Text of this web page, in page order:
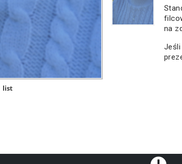
list
na